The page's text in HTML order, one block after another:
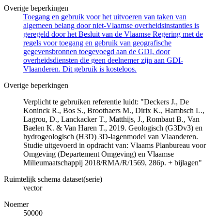
Overige beperkingen
Toegang en gebruik voor het uitvoeren van taken van
algemeen belang door niet-Vlaamse overheidsinstanties is
geregeld door het Besluit van de Vlaamse Regering met de
regels voor toegang en gebruik van geografische
gegevensbronnen toegevoegd aan de GDI, door
overheidsdiensten die geen deelnemer zijn aan GDI-
Vlaanderen. Dit gebruik is kosteloos.
Overige beperkingen
Verplicht te gebruiken referentie luidt: "Deckers J., De
Koninck R., Bos S., Broothaers M., Dirix K., Hambsch L.,
Lagrou, D., Lanckacker T., Matthijs, J., Rombaut B., Van
Baelen K. & Van Haren T., 2019. Geologisch (G3Dv3) en
hydrogeologisch (H3D) 3D-lagenmodel van Vlaanderen.
Studie uitgevoerd in opdracht van: Vlaams Planbureau voor
Omgeving (Departement Omgeving) en Vlaamse
Milieumaatschappij 2018/RMA/R/1569, 286p. + bijlagen"
Ruimtelijk schema dataset(serie)
vector
Noemer
50000